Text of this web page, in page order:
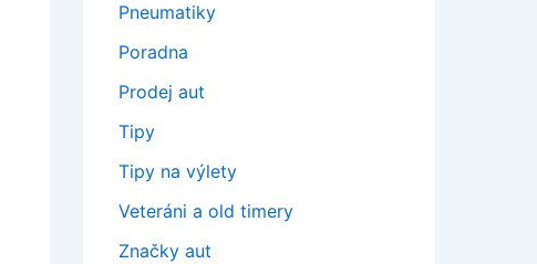
Pneumatiky
Poradna
Prodej aut
Tipy
Tipy na výlety
Veteráni a old timery
Značky aut